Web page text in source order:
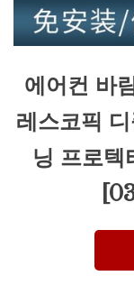
에어컨 바
레스코픽
닝 프로텍